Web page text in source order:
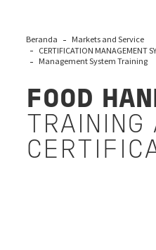
Beranda
Markets and Service
CERTIFICATION MANAGEMENT
Management System Training
FOOD
TRAINING